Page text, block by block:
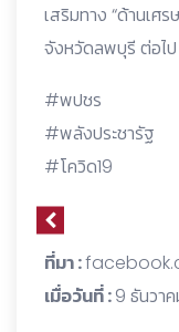
เสริมทาง “ด้านเศ
จังหวัดลพบุรี ต่อไป
#พปชร
#พลังประชารัฐ
#โควิด19
ที่มา :
เมื่อวันที่ :9 ธันวา